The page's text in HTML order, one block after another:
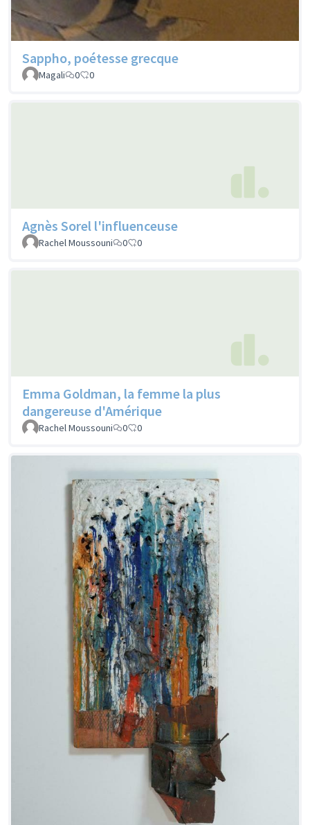
Sappho, poétesse grecque
Magali 0 0
Agnès Sorel l'influenceuse
Rachel Moussouni 0 0
Emma Goldman, la femme la plus
dangereuse d'Amérique
Rachel Moussouni 0 0